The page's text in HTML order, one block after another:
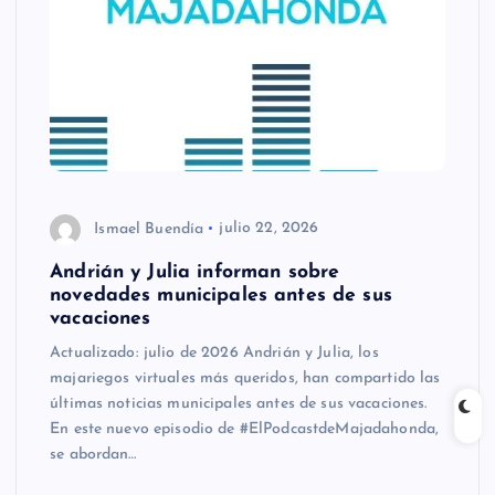
Ismael Buendía julio 22, 2026
Andrián y Julia informan sobre
novedades municipales antes de sus
vacaciones
Actualizado: julio de 2026 Andrián y Julia, los
majariegos virtuales más queridos, han compartido las
últimas noticias municipales antes de sus vacaciones.
En este nuevo episodio de #ElPodcastdeMajadahonda,
se abordan…